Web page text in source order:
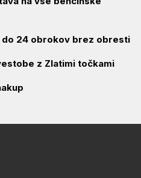
do 24 obrokov brez obresti
z Zlatimi točkami